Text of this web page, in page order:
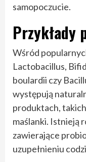
samopoczucie.
Przykłady
Wśród
Lactobacillus,
boulardii czy
występują
produktach,
maślanki. Istnieją
zawierające
uzupełnieniu